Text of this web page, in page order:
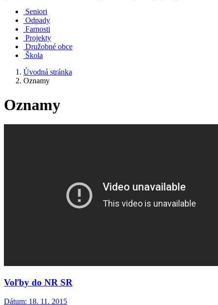
Seniori
Odpady
Farnosti
Projekty
Družobné obce
Škola
Úvodná stránka
Oznamy
Oznamy
Voľby do NR SR
Dátum: 18. 11. 2015